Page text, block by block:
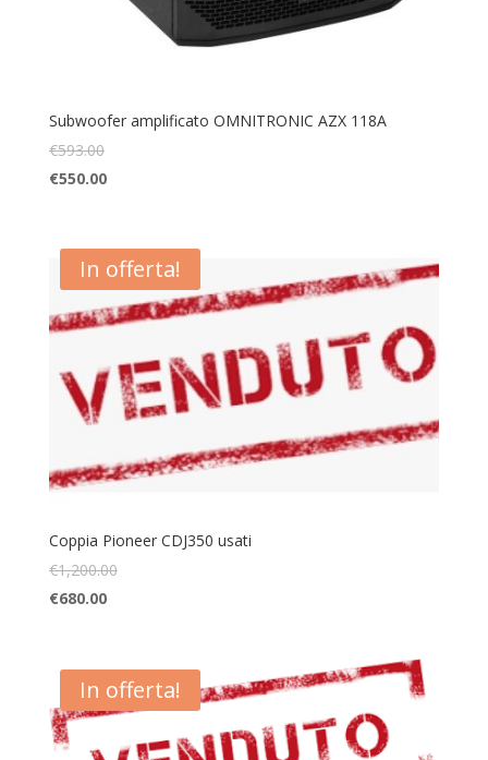
Subwoofer amplificato OMNITRONIC AZX 118A
€593.00
€550.00
In offerta!
Coppia Pioneer CDJ350 usati
€1,200.00
€680.00
In offerta!